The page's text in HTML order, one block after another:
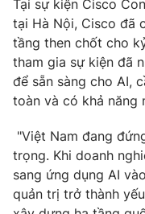
Giải sao mai
Chất lượng cuộc sống
Tuyển sinh
Học trực tuyến
Công nghệ
Hitech Công nghệ
Sản phẩm
Thị trường
Tư vấn
Giao lưu trực tuyến
Chuyên mục khác
Tại sự kiện Cisco
tại Hà Nội, Cisco đã
tầng then chốt cho
tham gia sự kiện đã
để sẵn sàng cho AI,
toàn và có khả năng
"Việt Nam đang
trọng. Khi doanh
sang ứng dụng AI
quản trị trở thành